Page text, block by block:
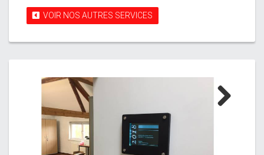
VOIR NOS AUTRES SERVICES